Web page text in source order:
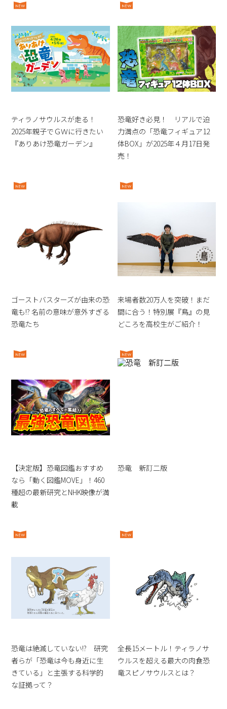
ティラノサウルスが走る！
2025年親子でＧＷに行きたい
『ありあけ恐竜ガーデン』
恐竜好き必見！ リアルで迫
力満点の「恐竜フィギュア12
体BOX」が2025年４月17日発
売！
ゴーストバスターズが由来の恐
竜も!? 名前の意味が意外すぎる
恐竜たち
来場者数20万人を突破！まだ
間に合う！特別展『鳥』の見
どころを高校生がご紹介！
【決定版】恐竜図鑑おすすめ
なら「動く図鑑MOVE」！460
種超の最新研究とNHK映像が満
載
恐竜 新訂二版
恐竜は絶滅していない!? 研究
者らが「恐竜は今も身近に生
きている」と主張する科学的
な証拠って？
全長15メートル！ティラノサ
ウルスを超える最大の肉食恐
竜スピノサウルスとは？